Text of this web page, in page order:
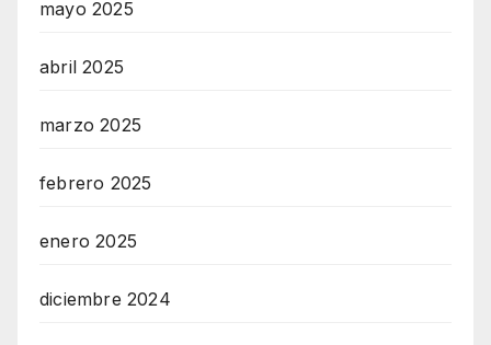
mayo 2025
abril 2025
marzo 2025
febrero 2025
enero 2025
diciembre 2024